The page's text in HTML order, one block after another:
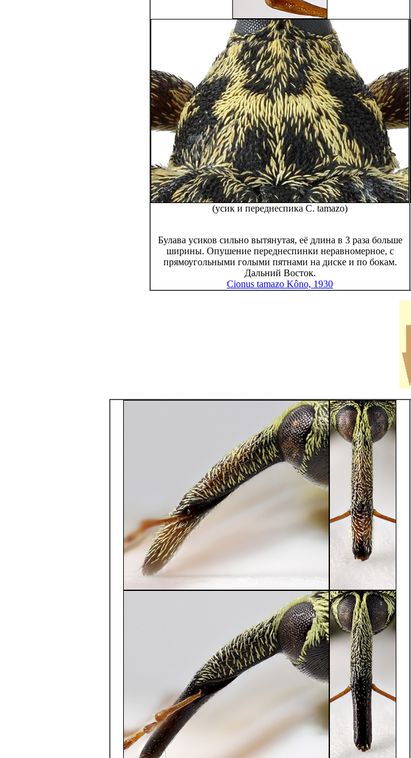
(усик и переднеспика C. tamazo)
Булава усиков сильно вытянутая, её длина в 3 раза больше
ширины. Опушение переднеспинки неравномерное, с
прямоугольными голыми пятнами на диске и по бокам.
Дальний Восток.
Cionus tamazo Kôno, 1930